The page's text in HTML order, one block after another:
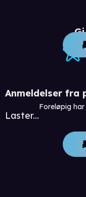
Anmeldelser fra
Laster...
Foreløpig